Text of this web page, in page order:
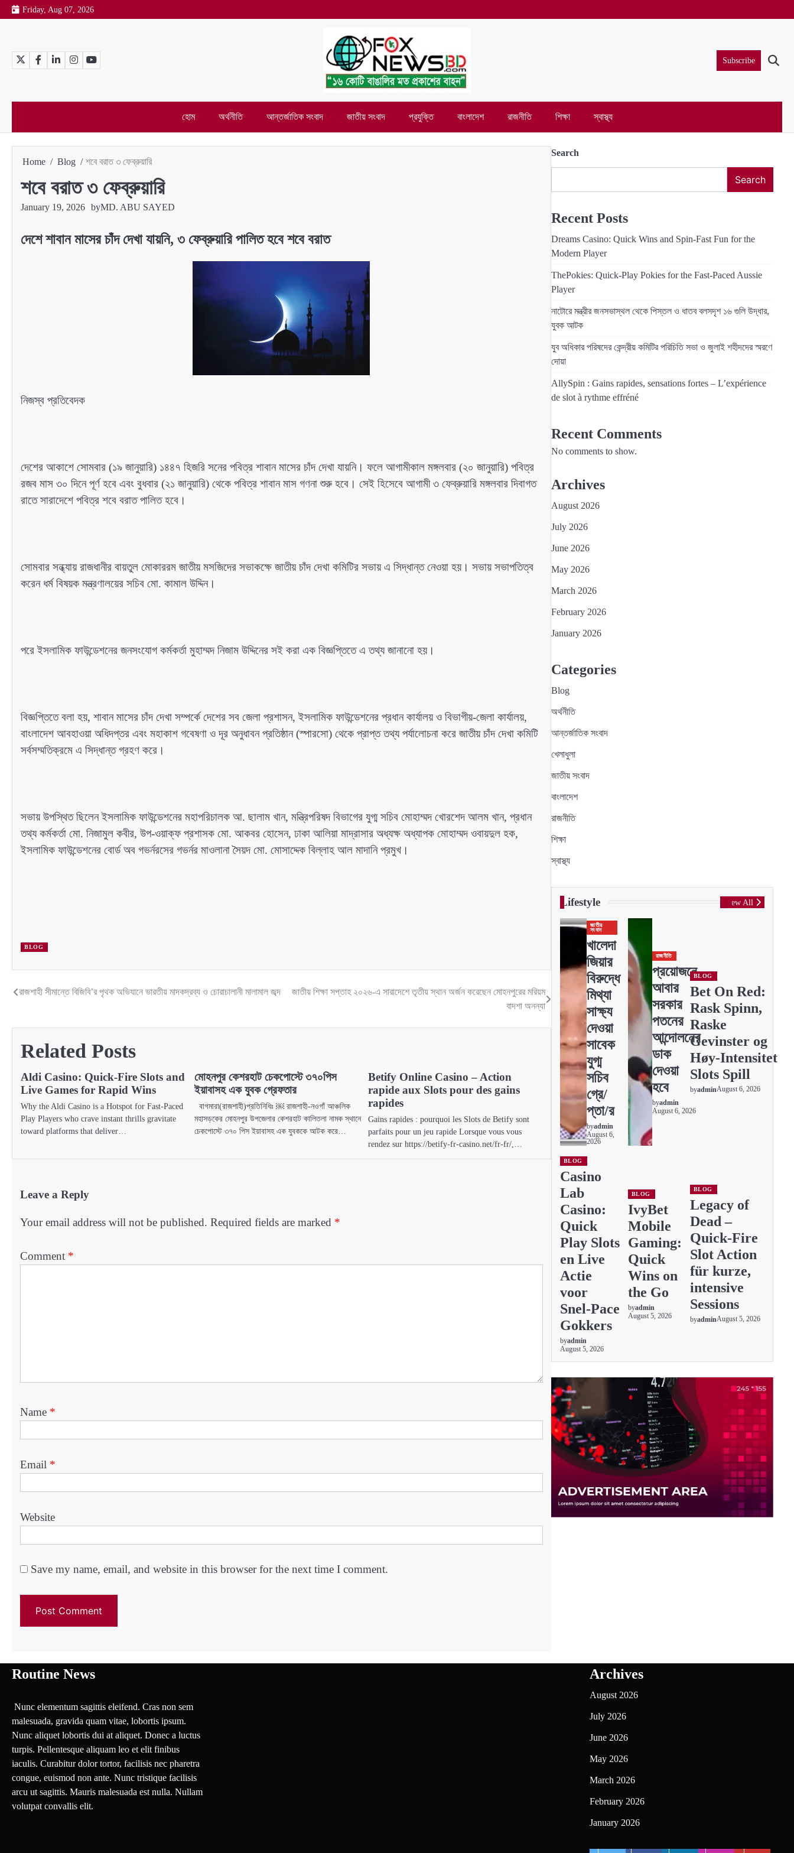
Skip
to
Friday, Aug 07, 2026
TwitterFacebookLinkedInInstagramYouTube Subscribe
হোম অর্থনীতি আন্তর্জাতিক সংবাদ জাতীয় সংবাদ প্রযুক্তি বাংলাদেশ রাজনীতি শিক্ষা স্বাস্থ্য
Home Blog শবে বরাত ৩ ফেব্রুয়ারি
শবে বরাত ৩ ফেব্রুয়ারি
January 19, 2026 byMD. ABU SAYED
দেশে শাবান মাসের চাঁদ দেখা যায়নি, ৩ ফেব্রুয়ারি পালিত হবে শবে বরাত
নিজস্ব প্রতিবেদক
দেশের আকাশে সোমবার (১৯ জানুয়ারি) ১৪৪৭ হিজরি সনের পবিত্র শাবান মাসের চাঁদ দেখা যায়নি। ফলে আগামীকাল মঙ্গলবার (২০ জানুয়ারি) পবিত্র
রজব মাস ৩০ দিনে পূর্ণ হবে এবং বুধবার (২১ জানুয়ারি) থেকে পবিত্র শাবান মাস গণনা শুরু হবে। সেই হিসেবে আগামী ৩ ফেব্রুয়ারি মঙ্গলবার দিবাগত
রাতে সারাদেশে পবিত্র শবে বরাত পালিত হবে।
সোমবার সন্ধ্যায় রাজধানীর বায়তুল মোকাররম জাতীয় মসজিদের সভাকক্ষে জাতীয় চাঁদ দেখা কমিটির সভায় এ সিদ্ধান্ত নেওয়া হয়। সভায় সভাপতিত্ব
করেন ধর্ম বিষয়ক মন্ত্রণালয়ের সচিব মো. কামাল উদ্দিন।
পরে ইসলামিক ফাউন্ডেশনের জনসংযোগ কর্মকর্তা মুহাম্মদ নিজাম উদ্দিনের সই করা এক বিজ্ঞপ্তিতে এ তথ্য জানানো হয়।
বিজ্ঞপ্তিতে বলা হয়, শাবান মাসের চাঁদ দেখা সম্পর্কে দেশের সব জেলা প্রশাসন, ইসলামিক ফাউন্ডেশনের প্রধান কার্যালয় ও বিভাগীয়-জেলা কার্যালয়,
বাংলাদেশ আবহাওয়া অধিদপ্তর এবং মহাকাশ গবেষণা ও দূর অনুধাবন প্রতিষ্ঠান (স্পারসো) থেকে প্রাপ্ত তথ্য পর্যালোচনা করে জাতীয় চাঁদ দেখা কমিটি
সর্বসম্মতিক্রমে এ সিদ্ধান্ত গ্রহণ করে।
সভায় উপস্থিত ছিলেন ইসলামিক ফাউন্ডেশনের মহাপরিচালক আ. ছালাম খান, মন্ত্রিপরিষদ বিভাগের যুগ্ম সচিব মোহাম্মদ খোরশেদ আলম খান, প্রধান
তথ্য কর্মকর্তা মো. নিজামুল কবীর, উপ-ওয়াক্‌ফ প্রশাসক মো. আকবর হোসেন, ঢাকা আলিয়া মাদ্রাসার অধ্যক্ষ অধ্যাপক মোহাম্মদ ওবায়দুল হক,
ইসলামিক ফাউন্ডেশনের বোর্ড অব গভর্নরসের গভর্নর মাওলানা সৈয়দ মো. মোসাদ্দেক বিল্লাহ আল মাদানি প্রমুখ।
BLOG
Post
রাজশাহী সীমান্তে বিজিবি’র পৃথক অভিযানে ভারতীয় মাদকদ্রব্য ও চোরাচালানী মালামাল জব্দ
জাতীয় শিক্ষা সপ্তাহ ২০২৬-এ সারাদেশে তৃতীয় স্থান অর্জন করেছেন মোহনপুরের মরিয়ম
বাদশা অনন্যা
Related Posts
Aldi Casino: Quick‑Fire Slots and
Live Games for Rapid Wins
Why the Aldi Casino is a Hotspot for Fast‑Paced
Play Players who crave instant thrills gravitate
toward platforms that deliver…
মোহনপুর কেশরহাট চেকপোস্টে ৩৭০পিস
ইয়াবাসহ এক যুবক গ্রেফতার
বাগমারা(রাজশাহী)প্রতিনিধিঃ ￼ রাজশাহী-নওগাঁ আঞ্চলিক
মহাসড়কের মোহনপুর উপজেলার কেশরহাট কালিতলা নামক স্থানে
চেকপোস্টে ৩৭০ পিস ইয়াবাসহ এক যুবককে আটক করে…
Betify Online Casino – Action
rapide aux Slots pour des gains
rapides
Gains rapides : pourquoi les Slots de Betify sont
parfaits pour un jeu rapide Lorsque vous vous
rendez sur https://betify-fr-casino.net/fr-fr/,…
Leave a Reply
Your email address will not be published. Required fields are marked *
Comment *
Name *
Email *
Website
Save my name, email, and website in this browser for the next time I comment.
Search
Search
Recent Posts
Dreams Casino: Quick Wins and Spin‑Fast Fun for the
Modern Player
ThePokies: Quick‑Play Pokies for the Fast‑Paced Aussie
Player
নাটোরে মন্ত্রীর জনসভাস্থল থেকে পিস্তল ও ধাতব বলসদৃশ ১৬ গুলি উদ্ধার,
যুবক আটক
যুব অধিকার পরিষদের কেন্দ্রীয় কমিটির পরিচিতি সভা ও জুলাই শহীদদের স্মরণে
দোয়া
AllySpin : Gains rapides, sensations fortes – L’expérience
de slot à rythme effréné
Recent Comments
No comments to show.
Archives
August 2026
July 2026
June 2026
May 2026
March 2026
February 2026
January 2026
Categories
Blog
অর্থনীতি
আন্তর্জাতিক সংবাদ
খেলাধুলা
জাতীয় সংবাদ
বাংলাদেশ
রাজনীতি
শিক্ষা
স্বাস্থ্য
Lifestyle View All
জাতীয়
সংবাদ
খালেদা
জিয়ার
বিরুদ্ধে
মিথ্যা
সাক্ষ্য
দেওয়া
সাবেক
যুগ্ম
সচিব
গ্রে/
প্তা/র
byadmin
August 6,
2026
রাজনীতি
প্রয়োজনে
আবার
সরকার
পতনের
আন্দোলনের
ডাক
দেওয়া
হবে
byadmin
August 6, 2026
BLOG
Bet On Red:
Rask Spinn,
Raske
Gevinster og
Høy‑Intensitet
Slots Spill
byadminAugust 6, 2026
BLOG
Casino
Lab
Casino:
Quick
Play Slots
en Live
Actie
voor
Snel‑Pace
Gokkers
byadmin
August 5, 2026
BLOG
IvyBet
Mobile
Gaming:
Quick
Wins on
the Go
byadmin
August 5, 2026
BLOG
Legacy of
Dead –
Quick‑Fire
Slot Action
für kurze,
intensive
Sessions
byadminAugust 5, 2026
Routine News
Nunc elementum sagittis eleifend. Cras non sem
malesuada, gravida quam vitae, lobortis ipsum.
Nunc aliquet lobortis dui at aliquet. Donec a luctus
turpis. Pellentesque aliquam leo et elit finibus
iaculis. Curabitur dolor tortor, facilisis nec pharetra
congue, euismod non ante. Nunc tristique facilisis
arcu ut sagittis. Mauris malesuada est nulla. Nullam
volutpat convallis elit.
Archives
August 2026
July 2026
June 2026
May 2026
March 2026
February 2026
January 2026